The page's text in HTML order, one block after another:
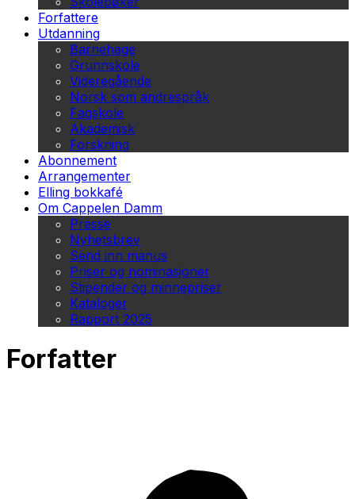
Forfattere
Utdanning
Barnehage
Grunnskole
Videregående
Norsk som andrespråk
Fagskole
Akademisk
Forskning
Abonnement
Arrangementer
Elling bokkafé
Om Cappelen Damm
Presse
Nyhetsbrev
Send inn manus
Priser og nominasjoner
Stipender og minnepriser
Kataloger
Rapport 2025
Forfatter